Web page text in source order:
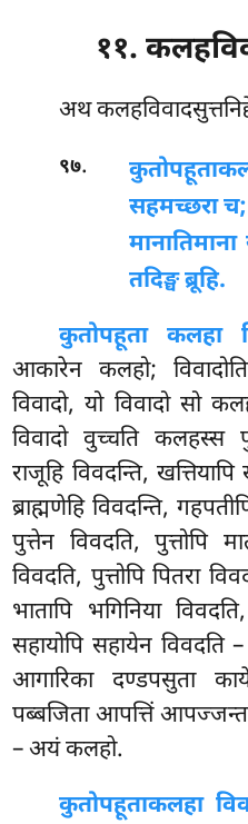
११.
अथ
९७. कुतोपहूता
सहमच्छरा च;
तदिङ्घ ब्रूहि.
कुतोपहूता कलहा
आकारेन कलहो;
विवादो, यो विवादो सो
विवादो वुच्चति कलहस्स
राजूहि विवदन्ति, खत्तियापि
ब्राह्मणेहि विवदन्ति,
पुत्तेन विवदति, पुत्तोपि
विवदति, पुत्तोपि पितरा
भातापि भगिनिया
सहायोपि सहायेन विवदति
आगारिका दण्डपसुता
पब्बजिता आपत्तिं
– अयं कलहो.
कुतोपहूताकलहा